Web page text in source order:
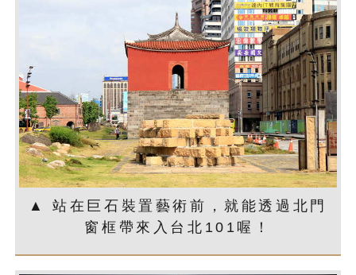
▲ 站在巨石裝置藝術前，就能透過北門
窗框帶來入台北101喔！